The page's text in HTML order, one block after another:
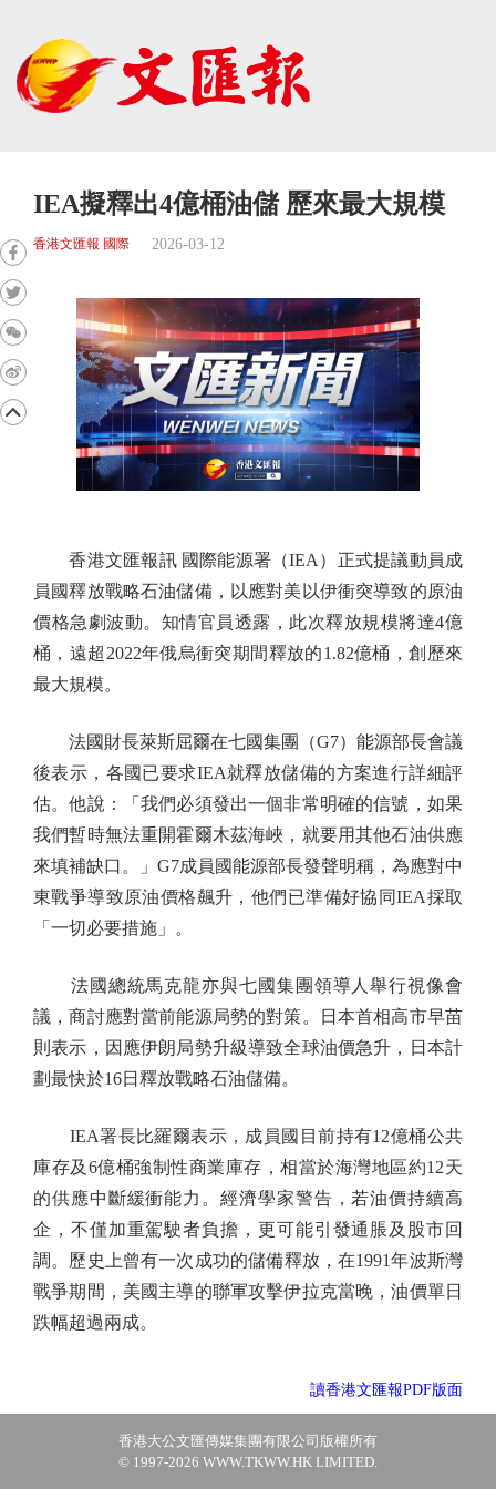
IEA擬釋出4億桶油儲 歷來最大規模
香港文匯報 國際 2026-03-12
香港文匯報訊 國際能源署（IEA）正式提議動員成
員國釋放戰略石油儲備，以應對美以伊衝突導致的原油
價格急劇波動。知情官員透露，此次釋放規模將達4億
桶，遠超2022年俄烏衝突期間釋放的1.82億桶，創歷來
最大規模。
法國財長萊斯屈爾在七國集團（G7）能源部長會議
後表示，各國已要求IEA就釋放儲備的方案進行詳細評
估。他說：「我們必須發出一個非常明確的信號，如果
我們暫時無法重開霍爾木茲海峽，就要用其他石油供應
來填補缺口。」G7成員國能源部長發聲明稱，為應對中
東戰爭導致原油價格飆升，他們已準備好協同IEA採取
「一切必要措施」。
法國總統馬克龍亦與七國集團領導人舉行視像會
議，商討應對當前能源局勢的對策。日本首相高市早苗
則表示，因應伊朗局勢升級導致全球油價急升，日本計
劃最快於16日釋放戰略石油儲備。
IEA署長比羅爾表示，成員國目前持有12億桶公共
庫存及6億桶強制性商業庫存，相當於海灣地區約12天
的供應中斷緩衝能力。經濟學家警告，若油價持續高
企，不僅加重駕駛者負擔，更可能引發通脹及股市回
調。歷史上曾有一次成功的儲備釋放，在1991年波斯灣
戰爭期間，美國主導的聯軍攻擊伊拉克當晚，油價單日
跌幅超過兩成。
讀香港文匯報PDF版面
香港大公文匯傳媒集團有限公司版權所有
© 1997-2026 WWW.TKWW.HK LIMITED.